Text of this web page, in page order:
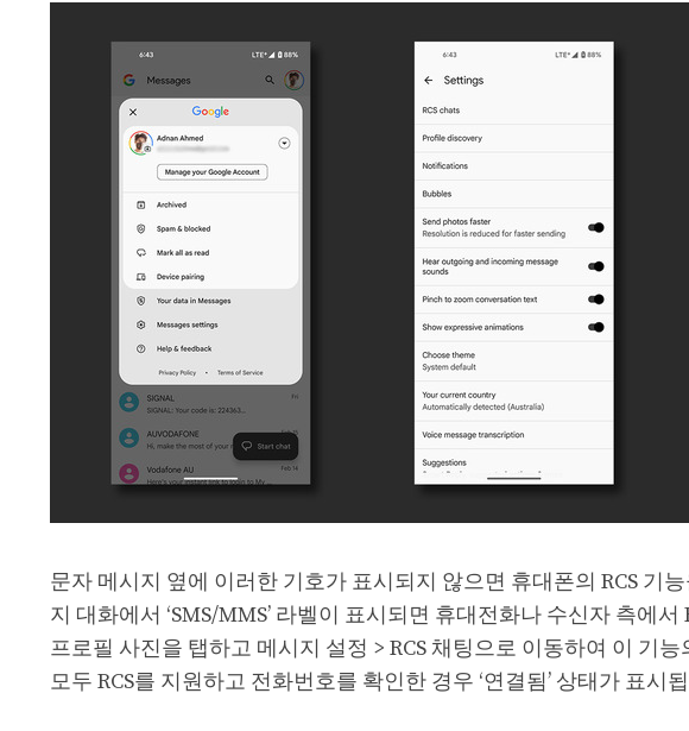
문자 메시지 옆에 이러한 기호가 표시되지 않으면 휴대폰의 RCS 기
지 대화에서 ‘SMS/MMS’ 라벨이 표시되면 휴대전화나 수신자 측에
프로필 사진을 탭하고 메시지 설정 > RCS 채팅으로 이동하여 이 기
모두 RCS를 지원하고 전화번호를 확인한 경우 ‘연결됨’ 상태가 표시